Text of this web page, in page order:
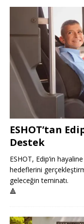
ESHOT’tan
Destek
ESHOT, Edip’in
hedeflerini
geleceğin teminatı.
🔺